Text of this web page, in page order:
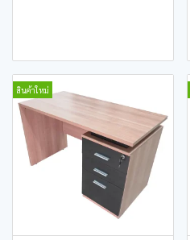
สินค้าใหม่